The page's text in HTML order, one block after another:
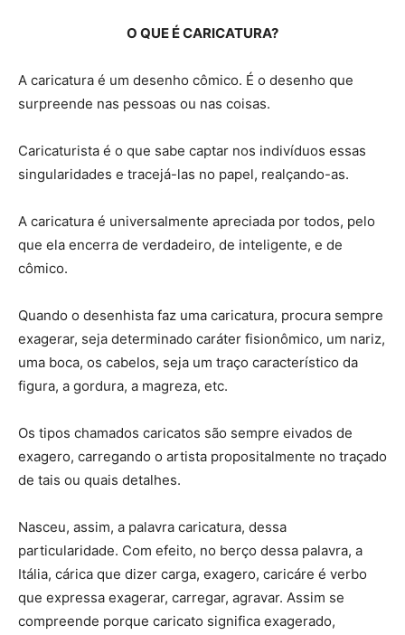
O QUE É CARICATURA?
A caricatura é um desenho cômico. É o desenho que
surpreende nas pessoas ou nas coisas.
Caricaturista é o que sabe captar nos indivíduos essas
singularidades e tracejá-las no papel, realçando-as.
A caricatura é universalmente apreciada por todos, pelo
que ela encerra de verdadeiro, de inteligente, e de
cômico.
Quando o desenhista faz uma caricatura, procura sempre
exagerar, seja determinado caráter fisionômico, um nariz,
uma boca, os cabelos, seja um traço característico da
figura, a gordura, a magreza, etc.
Os tipos chamados caricatos são sempre eivados de
exagero, carregando o artista propositalmente no traçado
de tais ou quais detalhes.
Nasceu, assim, a palavra caricatura, dessa
particularidade. Com efeito, no berço dessa palavra, a
Itália, cárica que dizer carga, exagero, caricáre é verbo
que expressa exagerar, carregar, agravar. Assim se
compreende porque caricato significa exagerado,